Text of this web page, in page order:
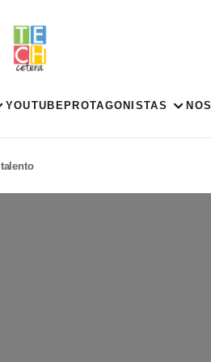
YOUTUBE PROTAGONISTAS